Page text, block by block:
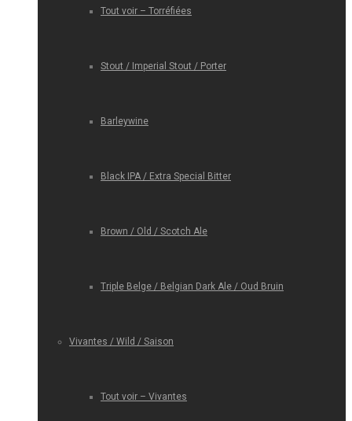
Tout voir – Torréfiées
Stout / Imperial Stout / Porter
Barleywine
Black IPA / Extra Special Bitter
Brown / Old / Scotch Ale
Triple Belge / Belgian Dark Ale / Oud Bruin
Vivantes / Wild / Saison
Tout voir – Vivantes